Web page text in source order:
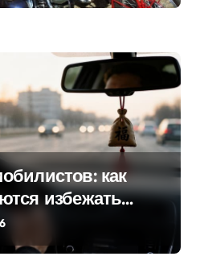
как
избежать
в дороге